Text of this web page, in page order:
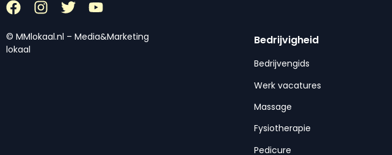
© MMlokaal.nl – Media&Marketing
lokaal
Bedrijvigheid
Bedrijvengids
Werk vacatures
Massage
Fysiotherapie
Pedicure